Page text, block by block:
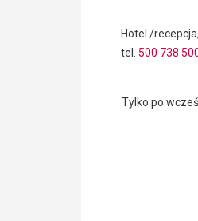
Hotel /
tel. 500 738
Tylko po